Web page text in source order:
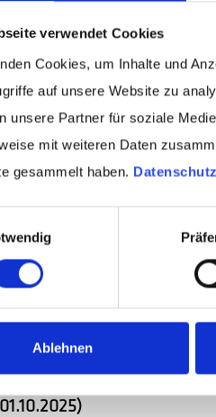
verwendet Cookies
Cookies, um Inhalte und
auf unsere Website zu
unsere Partner für soziale
mit weiteren Daten
gesammelt haben. Datenschutz
Ablehnen
von
hierzu gehörender
dieser AGB
Co. KG für